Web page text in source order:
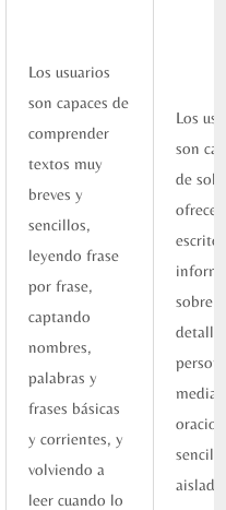
Los usuarios
son capaces de
comprender
textos muy
breves y
sencillos,
leyendo frase
por frase,
captando
nombres,
palabras y
frases básicas
y corrientes, y
volviendo a
leer cuando lo
Los
son
de
escrito
sobre